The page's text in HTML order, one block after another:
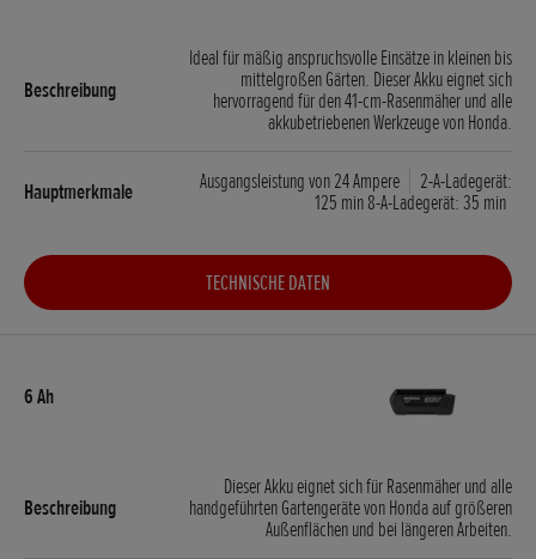
Ideal für mäßig anspruchsvolle Einsätze in kleinen bis
mittelgroßen Gärten. Dieser Akku eignet sich
hervorragend für den 41-cm-Rasenmäher und alle
akkubetriebenen Werkzeuge von Honda.
Ausgangsleistung von 24 Ampere
2-A-Ladegerät:
125 min 8-A-Ladegerät: 35 min
TECHNISCHE DATEN
Dieser Akku eignet sich für Rasenmäher und alle
handgeführten Gartengeräte von Honda auf größeren
Außenflächen und bei längeren Arbeiten.